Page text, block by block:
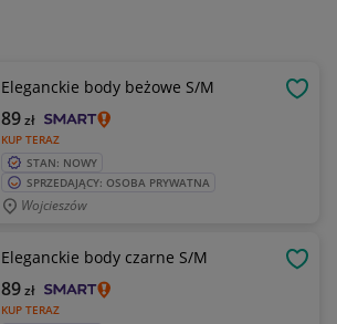
Eleganckie body beżowe S/M
KUP TERAZ
89zł
STAN: NOWY
SPRZEDAJĄCY: OSOBA PRYWATNA
Wojcieszów
Eleganckie body czarne S/M
KUP TERAZ
89zł